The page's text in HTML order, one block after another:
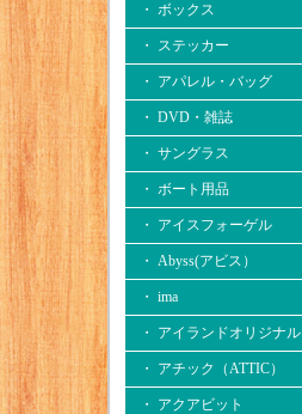
・ ボックス
・ ステッカー
・ アパレル・バッグ
・ DVD・雑誌
・ サングラス
・ ボート用品
・ アイスフォーゲル
・ Abyss(アビス）
・ ima
・ アイランドオリジナル
・ アチック（ATTIC）
・ アクアビット